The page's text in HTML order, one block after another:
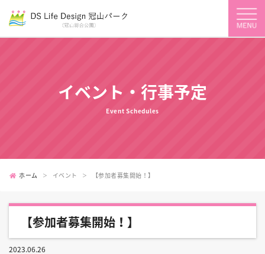
イベント・行事予定
Event Schedules
ホーム イベント 【参加者募集開始！】
【参加者募集開始！】
2023.06.26